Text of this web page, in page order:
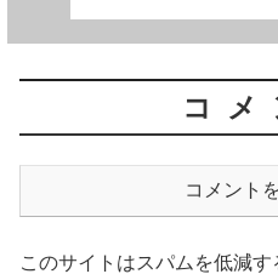
コメ
コメント
このサイトはスパムを低減